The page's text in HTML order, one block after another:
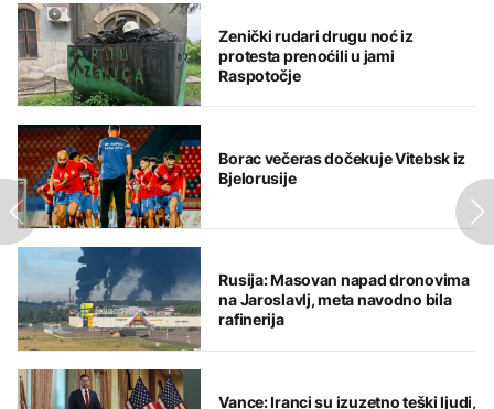
Zenički rudari drugu noć iz
protesta prenoćili u jami
Raspotočje
Borac večeras dočekuje Vitebsk iz
Bjelorusije
Rusija: Masovan napad dronovima
na Jaroslavlj, meta navodno bila
rafinerija
Vance: Iranci su izuzetno teški ljudi,